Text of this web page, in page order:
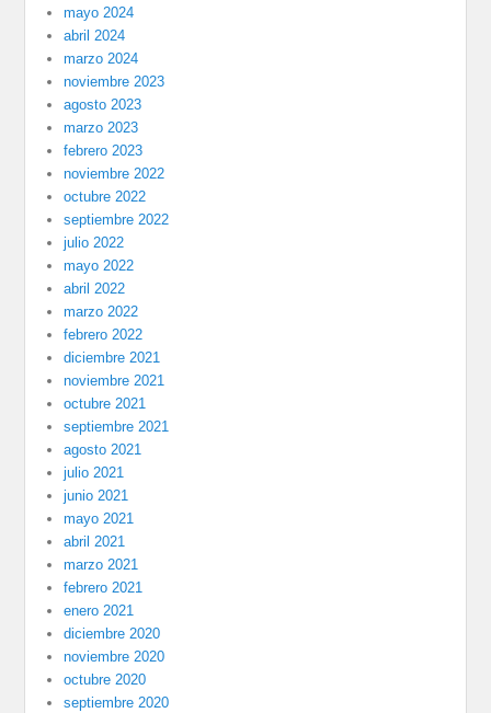
mayo 2024
abril 2024
marzo 2024
noviembre 2023
agosto 2023
marzo 2023
febrero 2023
noviembre 2022
octubre 2022
septiembre 2022
julio 2022
mayo 2022
abril 2022
marzo 2022
febrero 2022
diciembre 2021
noviembre 2021
octubre 2021
septiembre 2021
agosto 2021
julio 2021
junio 2021
mayo 2021
abril 2021
marzo 2021
febrero 2021
enero 2021
diciembre 2020
noviembre 2020
octubre 2020
septiembre 2020